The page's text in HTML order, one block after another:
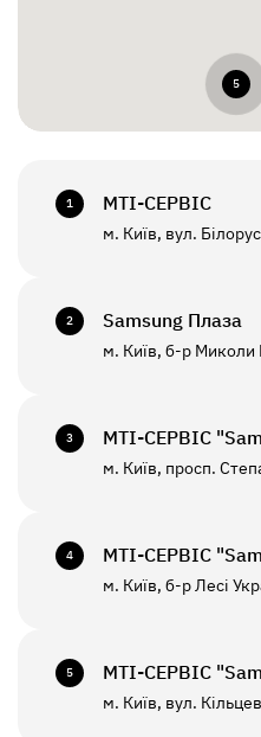
5
1 МТI-СЕРВІС
м. Київ, вул.
+380(44)458-3870
СБ - НД
Вихідний
До цього відділення
2 Samsung Плаза
м. Київ, б-р Миколи
+380(44)590-2805
СБ - НД
Вихідний
До цього відділення
3 МТI-СЕРВІС
м. Київ, просп.
+380(67)550-7601
4 МТI-СЕРВІС
м. Київ, б-р Лесі
+380(67)550-7639
5 МТI-СЕРВІС
м. Київ, вул.